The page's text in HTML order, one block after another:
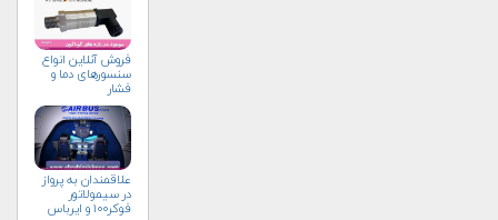
فروش آنلاین انواع
سنسورهای دما و
فشار
علاقمندان به پرواز
در سیمولاتور
فوکر۱۰۰ و ایرباس